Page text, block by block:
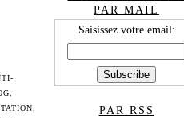
PAR MAIL
Saisissez votre email:
PAR RSS